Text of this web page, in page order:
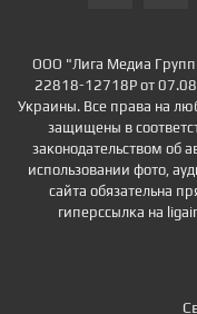
ООО "Лига Медиа
22818-12718Р от
Украины. Все права на
защищены в
законодательством об
использовании фото,
сайта обязательна
гиперссылка на